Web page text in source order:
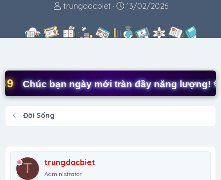
T
r
e
s
t
a
r
trungdacbiet
N
à
y
i
13/02/2026
Chúc bạn ngày mới tràn đầy năng lượng! ✨
Đời Sống
T trungdacbiet
Administrator